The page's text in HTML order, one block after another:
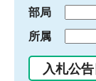
部局
所属
入札公告